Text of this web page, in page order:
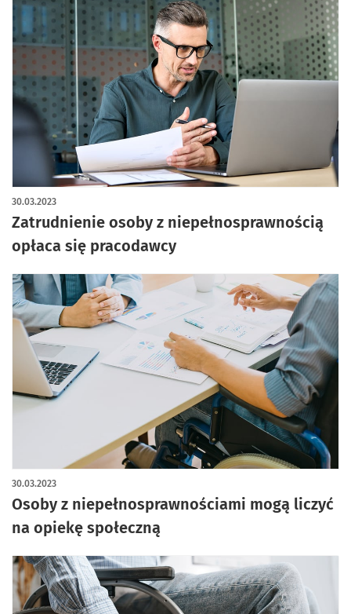
Zatrudnienie osoby z niepełnosprawnością
opłaca się pracodawcy
30.03.2023
Osoby z niepełnosprawnościami mogą liczyć
na opiekę społeczną
30.03.2023